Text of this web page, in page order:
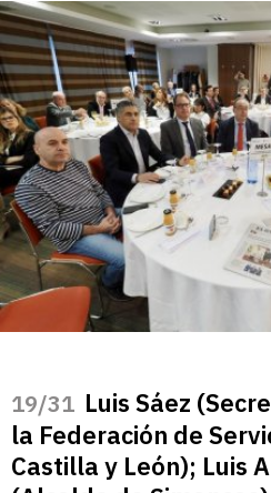
/31 Luis Sáez
la Federación de
Castilla y León); Luis